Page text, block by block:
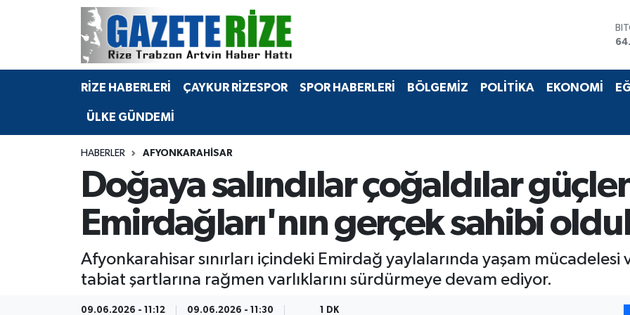
RİZE HABERLERİ ÇAYKUR RİZESPOR SPOR HABERLERİ BÖLGEMİZ POLİTİKA EKONOMİ
ÜLKE GÜNDEMİ
HABERLER AFYONKARAHİSAR
Doğaya salındılar çoğaldılar
Emirdağları'nın gerçek sahibi
Afyonkarahisar sınırları içindeki Emirdağ yaylalarında yaşam mücadelesi
tabiat şartlarına rağmen varlıklarını sürdürmeye devam ediyor.
09.06.2026 - 11:12 09.06.2026 - 11:30 1 DK
BÖLGEMİZ
Bilim Teknoloji
Advertising news
Canlı Maç
Merkez Nöbetçi Eczaneler
Merkez Hava Durumu
Merkez Trafik Yoğunluk Haritası
Tüm Manşetler
Son Dakika Haberleri
Haber Arşivi